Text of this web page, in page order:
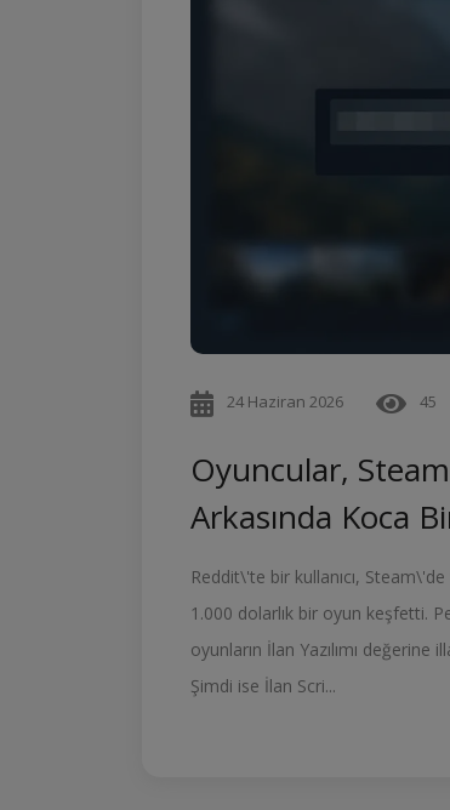
24 Haziran 2026 45
Oyuncular,
Arkasında Koca
Reddit\'te bir kullanıcı,
1.000 dolarlık bir oyun keşfetti.
oyunların İlan Yazılımı değerine
Şimdi ise İlan Scri...